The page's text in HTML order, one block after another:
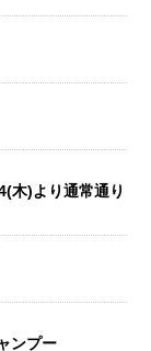
木)より通常通り
ンプー